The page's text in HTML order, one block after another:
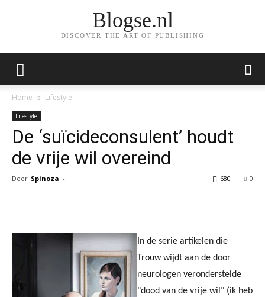
Blogse.nl
DISCOVER THE ART OF PUBLISHING
Home Lifestyle
Lifestyle
De ‘suïcideconsulent’ houdt
de vrije wil overeind
Door Spinoza - 0
680
In de serie artikelen die
Trouw wijdt aan de door
neurologen veronderstelde
"dood van de vrije wil" (ik heb